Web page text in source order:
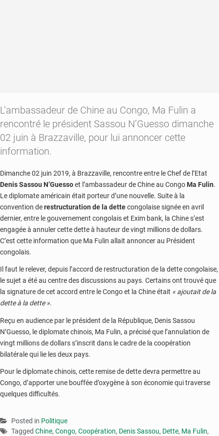
L’ambassadeur de Chine au Congo, Ma Fulin a
rencontré le président Sassou N’Guesso dimanche
02 juin à Brazzaville, pour lui annoncer cette
information.
Dimanche 02 juin 2019, à Brazzaville, rencontre entre le Chef de l’Etat
Denis Sassou N’Guessoet l’ambassadeur de Chine au Congo Ma Fulin.
Le diplomate américain était porteur d’une nouvelle. Suite à la
convention derestructuration de la dettecongolaise signée en avril
dernier, entre le gouvernement congolais et Exim bank, la Chine s’est
engagée à annuler cette dette à hauteur de vingt millions de dollars.
C’est cette information que Ma Fulin allait annoncer au Président
congolais.
Il faut le relever, depuis l’accord de restructuration de la dette congolaise,
le sujet a été au centre des discussions au pays. Certains ont trouvé que
la signature de cet accord entre le Congo et la Chine était « ajoutait de la
dette à la dette ».
Reçu en audience par le président de la République, Denis Sassou
N’Guesso, le diplomate chinois, Ma Fulin, a précisé que l’annulation de
vingt millions de dollars s’inscrit dans le cadre de la coopération
bilatérale qui lie les deux pays.
Pour le diplomate chinois, cette remise de dette devra permettre au
Congo, d’apporter une bouffée d’oxygène à son économie qui traverse
quelques difficultés.
Posted in Politique
Tagged Chine, Congo, Coopération, Denis Sassou, Dette, Ma Fulin,